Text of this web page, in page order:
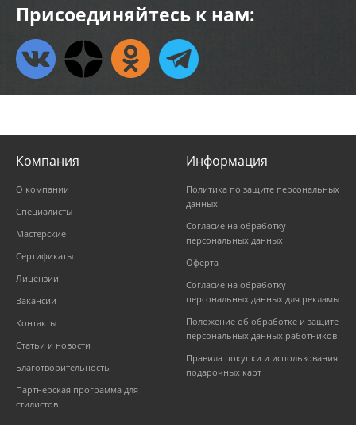
Присоединяйтесь к нам:
Компания
О компании
Специалисты
Мастерские
Сертификаты
Лицензии
Вакансии
Контакты
Статьи и новости
Благотворительность
Партнерская программа для
стилистов
Информация
Политика по защите персональных
данных
Согласие на обработку
персональных данных
Оферта
Согласие на обработку
персональных данных для рекламы
Положение об обработке и защите
персональных данных работников
Правила покупки и использования
подарочных карт